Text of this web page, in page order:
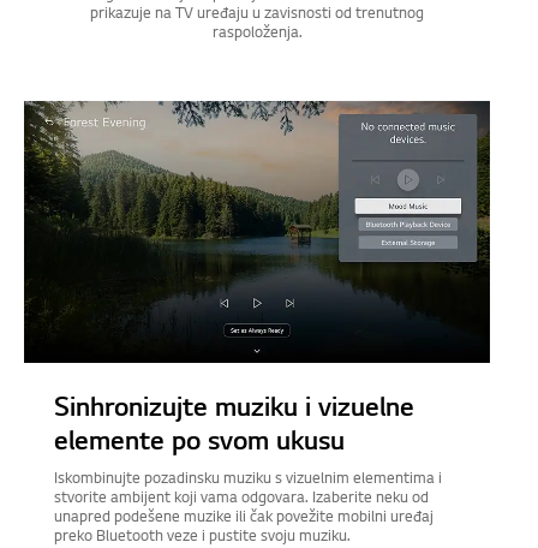
prikazuje na TV uređaju u zavisnosti od trenutnog
raspoloženja.
Sinhronizujte muziku i vizuelne
elemente po svom ukusu
Iskombinujte pozadinsku muziku s vizuelnim elementima i
stvorite ambijent koji vama odgovara. Izaberite neku od
unapred podešene muzike ili čak povežite mobilni uređaj
preko Bluetooth veze i pustite svoju muziku.